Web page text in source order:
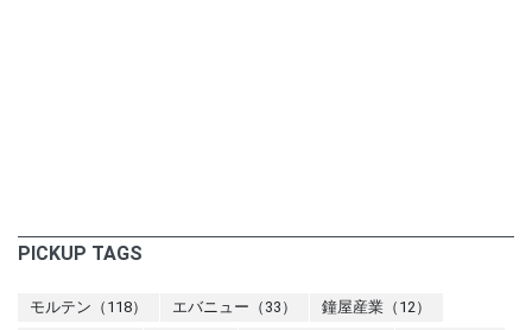
PICKUP TAGS
モルテン（118） エバニュー（33）
鐘屋産業（12）